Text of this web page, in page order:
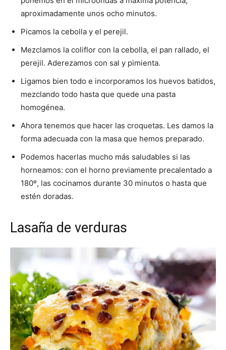
aproximadamente unos ocho minutos.
Picamos la cebolla y el perejil.
Mezclamos la coliflor con la cebolla, el pan rallado, el
perejil. Aderezamos con sal y pimienta.
Ligamos bien todo e incorporamos los huevos batidos,
mezclando todo hasta que quede una pasta
homogénea.
Ahora tenemos que hacer las croquetas. Les damos la
forma adecuada con la masa que hemos preparado.
Podemos hacerlas mucho más saludables si las
horneamos: con el horno previamente precalentado a
180º, las cocinamos durante 30 minutos o hasta que
estén doradas.
Lasaña de verduras